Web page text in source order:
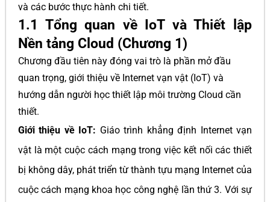
và các bước thực hành chi tiết.
1.1 Tổng quan về IoT và Thiết lập
Nền tảng Cloud (Chương 1)
Chương đầu tiên này đóng vai trò là phần mở đầu
quan trọng, giới thiệu về Internet vạn vật (IoT) và
hướng dẫn người học thiết lập môi trường Cloud cần
thiết.
Giới thiệu về IoT: Giáo trình khẳng định Internet vạn
vật là một cuộc cách mạng trong việc kết nối các thiết
bị không dây, phát triển từ thành tựu mạng Internet của
cuộc cách mạng khoa học công nghệ lần thứ 3. Với sự